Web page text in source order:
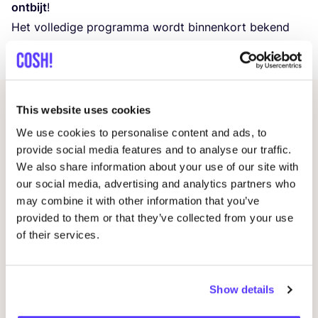
This website uses cookies
We use cookies to personalise content and ads, to
provide social media features and to analyse our traffic.
We also share information about your use of our site with
our social media, advertising and analytics partners who
may combine it with other information that you’ve
provided to them or that they’ve collected from your use
of their services.
Show details
ontbijt!
Het volledige programma wordt binnenkort bekend
Related events